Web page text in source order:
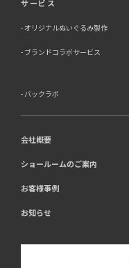
サービス
オリジナルぬいぐるみ製作
ブランドコラボサービス
バックラボ
会社概要
ショールームのご案内
お客様事例
お知らせ